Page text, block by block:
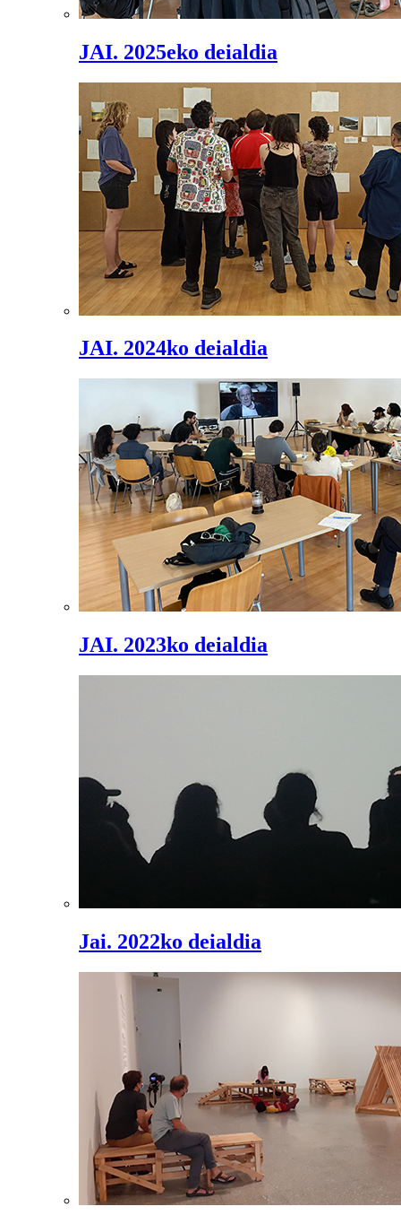
JAI. 2025eko deialdia
JAI. 2024ko deialdia
JAI. 2023ko deialdia
Jai. 2022ko deialdia